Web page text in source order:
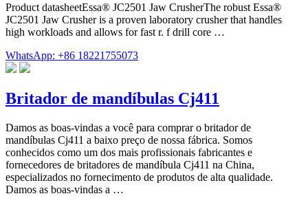
Product datasheetEssa® JC2501 Jaw CrusherThe robust Essa®
JC2501 Jaw Crusher is a proven laboratory crusher that handles
high workloads and allows for fast r. f drill core …
WhatsApp: +86 18221755073
Britador de mandíbulas Cj411
Damos as boas-vindas a você para comprar o britador de
mandíbulas Cj411 a baixo preço de nossa fábrica. Somos
conhecidos como um dos mais profissionais fabricantes e
fornecedores de britadores de mandíbula Cj411 na China,
especializados no fornecimento de produtos de alta qualidade.
Damos as boas-vindas a …